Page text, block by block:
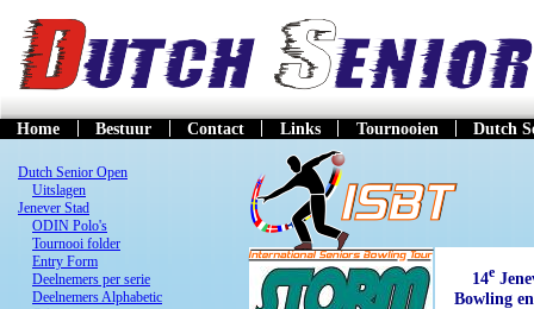
Home Bestuur Contact Links Tournooien Dutch
Dutch Senior Open
Uitslagen
Jenever Stad
ODIN Polo's
Tournooi folder
Entry Form
Deelnemers per serie
Deelnemers Alphabetic
14e
Bowling